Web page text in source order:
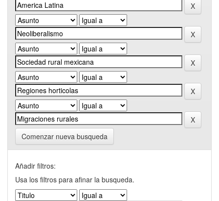
Comenzar nueva busqueda
Añadir filtros:
Usa los filtros para afinar la busqueda.